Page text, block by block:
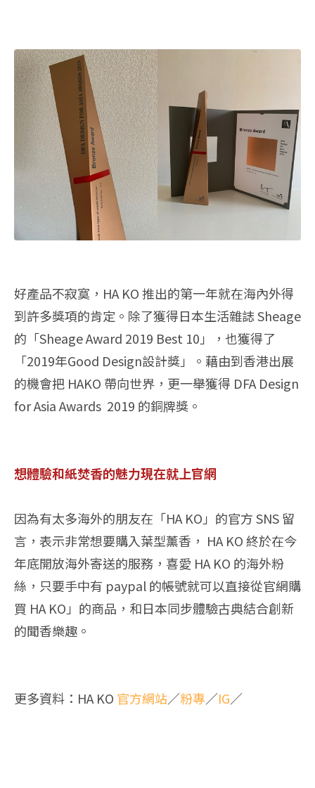
好產品不寂寞，HA KO 推出的第一年就在海內外得
到許多獎項的肯定。除了獲得日本生活雜誌 Sheage
的「Sheage Award 2019 Best 10」，也獲得了
「2019年Good Design設計獎」。藉由到香港出展
的機會把 HAKO 帶向世界，更一舉獲得 DFA Design
for Asia Awards 2019 的銅牌獎。
想體驗和紙焚香的魅力現在就上官網
因為有太多海外的朋友在「HA KO」的官方 SNS 留
言，表示非常想要購入葉型薰香， HA KO 終於在今
年底開放海外寄送的服務，喜愛 HA KO 的海外粉
絲，只要手中有 paypal 的帳號就可以直接從官網購
買 HA KO」的商品，和日本同步體驗古典結合創新
的聞香樂趣。
更多資料：HA KO 官方網站／粉專／IG／